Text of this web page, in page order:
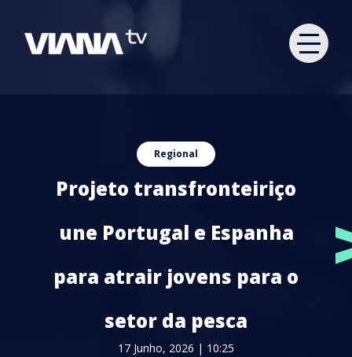
Regional
Projeto transfronteiriço
une Portugal e Espanha
para atrair jovens para o
setor da pesca
17 Junho, 2026 | 10:25